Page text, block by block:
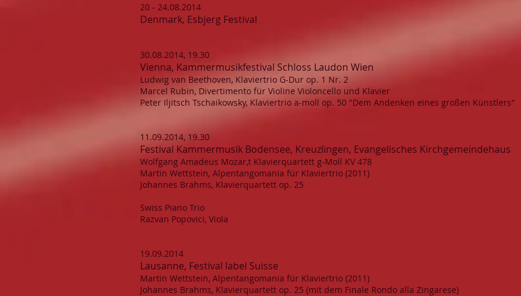
20 - 24.08.2014
Denmark, Esbjerg Festival
30.08.2014, 19.30
Vienna, Kammermusikfestival Schloss Laudon Wien
Ludwig van Beethoven, Klaviertrio G-Dur op. 1 Nr. 2
Marcel Rubin, Divertimento für Violine Violoncello und Klavier
Peter Iljitsch Tschaikowsky, Klaviertrio a-moll op. 50 "Dem Andenken eines großen Künstlers"
11.09.2014, 19.30
Festival Kammermusik Bodensee, Kreuzlingen, Evangelisches Kirchgemeindehaus
Wolfgang Amadeus Mozar,t Klavierquartett g-Moll KV 478
Martin Wettstein, Alpentangomania für Klaviertrio (2011)
Johannes Brahms, Klavierquartett op. 25
Swiss Piano Trio
Razvan Popovici, Viola
19.09.2014
Lausanne, Festival label Suisse
Martin Wettstein, Alpentangomania für Klaviertrio (2011)
Johannes Brahms, Klavierquartett op. 25 (mit dem Finale Rondo alla Zingarese)